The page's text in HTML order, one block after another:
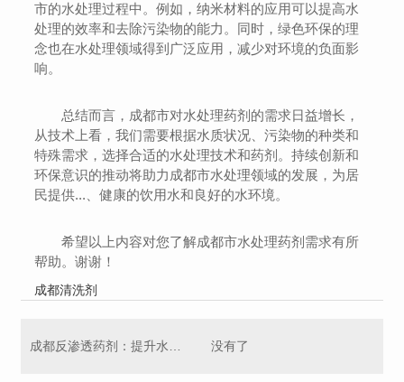
市的水处理过程中。例如，纳米材料的应用可以提高水
处理的效率和去除污染物的能力。同时，绿色环保的理
念也在水处理领域得到广泛应用，减少对环境的负面影
响。
总结而言，成都市对水处理药剂的需求日益增长，
从技术上看，我们需要根据水质状况、污染物的种类和
特殊需求，选择合适的水处理技术和药剂。持续创新和
环保意识的推动将助力成都市水处理领域的发展，为居
民提供...、健康的饮用水和良好的水环境。
希望以上内容对您了解成都市水处理药剂需求有所
帮助。谢谢！
成都清洗剂
没有了